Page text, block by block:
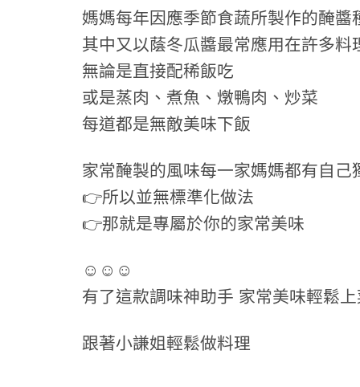
媽媽每年因應季節食蔬所製作的醃醬
其中又以蔭冬瓜醬最常應用在許多料
無論是直接配稀飯吃
或是蒸肉、煮魚、燉鴨肉、炒菜
每道都是無敵美味下飯
家常醃製的風味每一家媽媽都有自己
👉所以並無標準化做法
👉那就是專屬於你的家常美味
☺️☺️☺️
有了這款調味神助手 家常美味輕鬆
跟著小謙姐輕鬆做料理